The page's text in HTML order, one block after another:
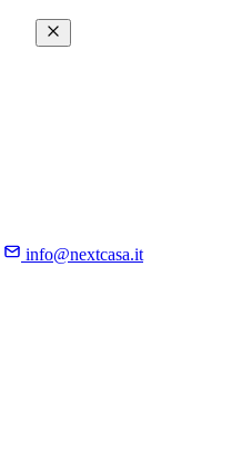
info@nextcasa.it